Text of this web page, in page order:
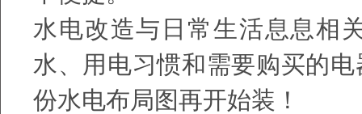
水电改造与日常生活息息相
水、用电习惯和需要购买的
份水电布局图再开始装！